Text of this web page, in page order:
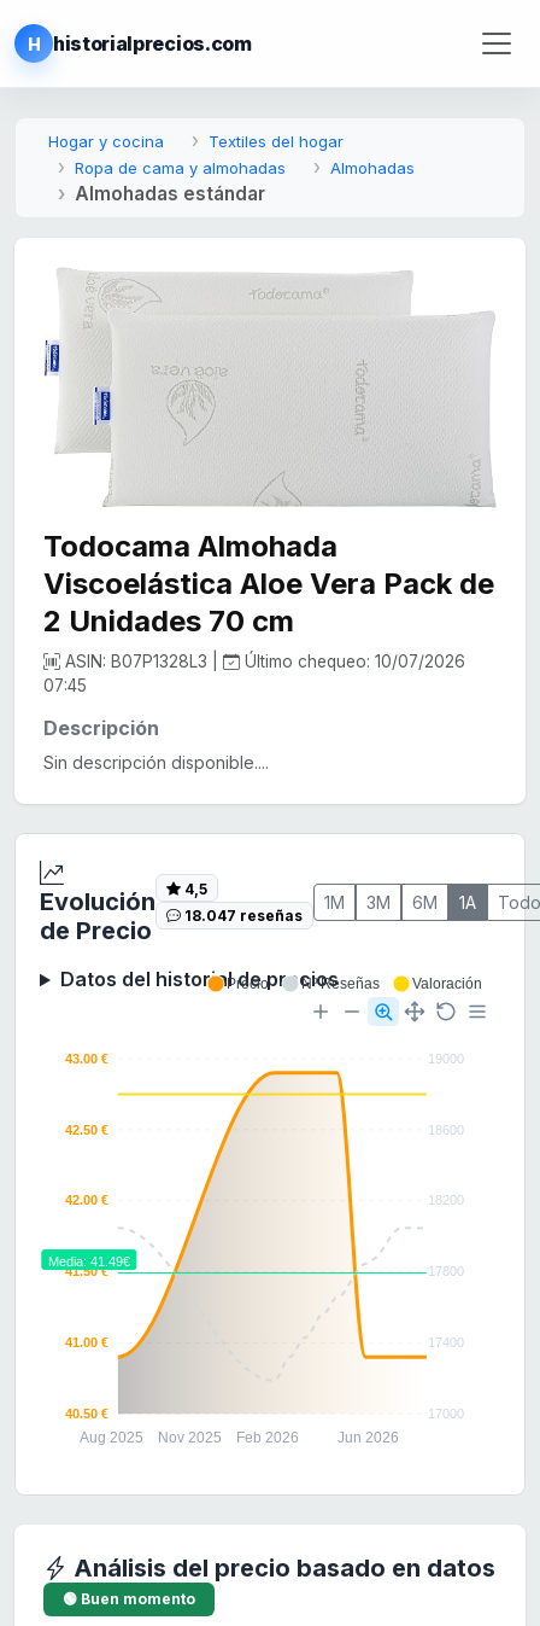
H historialprecios.com
Hogar y cocina
Textiles del hogar
Ropa de cama y almohadas
Almohadas
Almohadas estándar
Todocama Almohada
Viscoelástica Aloe Vera Pack de
2 Unidades 70 cm
ASIN: B07P1328L3 |
Último chequeo: 10/07/2026
07:45
Descripción
Sin descripción disponible....
Evolución
de Precio
4,5
18.047 reseñas
1M 3M 6M 1A Todo
Datos del historial de precios
19000
18600
18200
17800
17400
17000
43.00 €
42.50 €
42.00 €
41.50 €
41.00 €
40.50 €
Aug 2025 Nov 2025 Feb 2026 Jun 2026
Media: 41.49€
Precio Nº Reseñas Valoración
Análisis del precio basado en datos
🟢 Buen momento